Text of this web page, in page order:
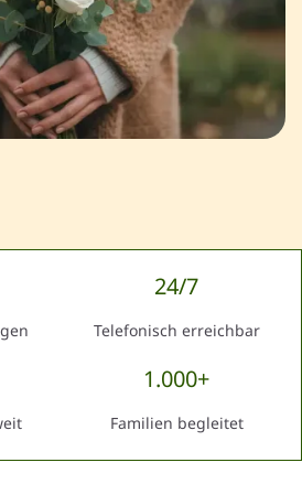
24/7
Telefonisch erreichbar
1.000+
Familien begleitet